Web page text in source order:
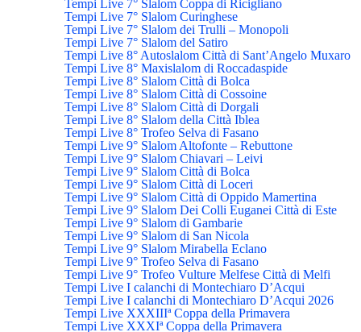
Tempi Live 7° Slalom Coppa di Ricigliano
Tempi Live 7° Slalom Curinghese
Tempi Live 7° Slalom dei Trulli – Monopoli
Tempi Live 7° Slalom del Satiro
Tempi Live 8° Autoslalom Città di Sant’Angelo Muxaro
Tempi Live 8° Maxislalom di Roccadaspide
Tempi Live 8° Slalom Città di Bolca
Tempi Live 8° Slalom Città di Cossoine
Tempi Live 8° Slalom Città di Dorgali
Tempi Live 8° Slalom della Città Iblea
Tempi Live 8° Trofeo Selva di Fasano
Tempi Live 9° Slalom Altofonte – Rebuttone
Tempi Live 9° Slalom Chiavari – Leivi
Tempi Live 9° Slalom Città di Bolca
Tempi Live 9° Slalom Città di Loceri
Tempi Live 9° Slalom Città di Oppido Mamertina
Tempi Live 9° Slalom Dei Colli Euganei Città di Este
Tempi Live 9° Slalom di Gambarie
Tempi Live 9° Slalom di San Nicola
Tempi Live 9° Slalom Mirabella Eclano
Tempi Live 9° Trofeo Selva di Fasano
Tempi Live 9° Trofeo Vulture Melfese Città di Melfi
Tempi Live I calanchi di Montechiaro D’Acqui
Tempi Live I calanchi di Montechiaro D’Acqui 2026
Tempi Live XXXIIIª Coppa della Primavera
Tempi Live XXXIª Coppa della Primavera